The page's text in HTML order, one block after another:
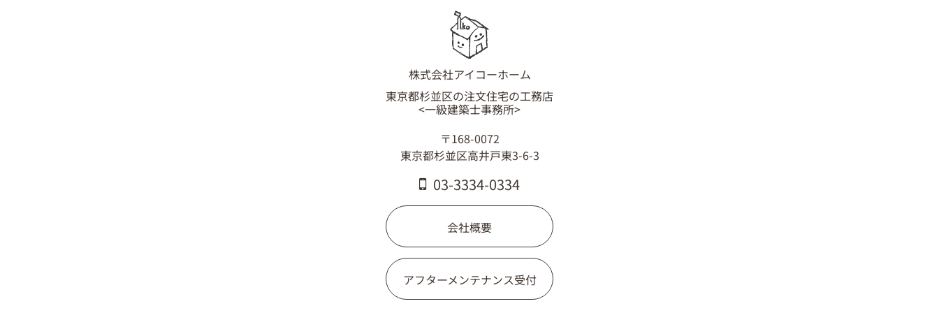
株式会社アイコーホーム
東京都杉並区の注文住宅の工務店
<一級建築士事務所>
〒168-0072
東京都杉並区高井戸東3-6-3
03-3334-0334
会社概要
アフターメンテナンス受付